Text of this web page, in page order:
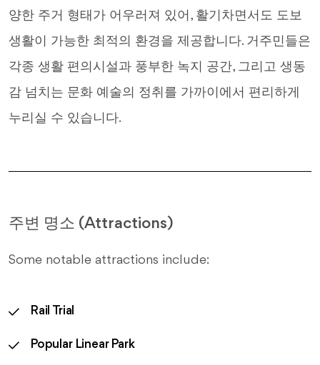
양한 주거 형태가 어우러져 있어, 활기차면서도 도보
생활이 가능한 최적의 환경을 제공합니다. 거주민들은
각종 생활 편의시설과 풍부한 녹지 공간, 그리고 생동
감 넘치는 문화 예술의 정취를 가까이에서 편리하게
누리실 수 있습니다.
주변 명소 (Attractions)
Some notable attractions include:
Rail Trial
Popular Linear Park